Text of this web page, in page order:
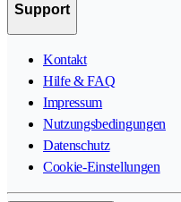
Support
Kontakt
Hilfe & FAQ
Impressum
Nutzungsbedingungen
Datenschutz
Cookie-Einstellungen